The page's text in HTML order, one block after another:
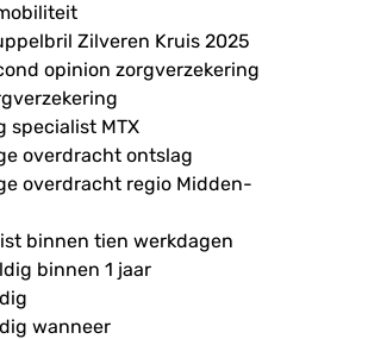
Zilveren Kruis 2025
opinion zorgverzekering
specialist MTX
overdracht ontslag
overdracht regio Midden-
binnen tien werkdagen
binnen 1 jaar
wanneer